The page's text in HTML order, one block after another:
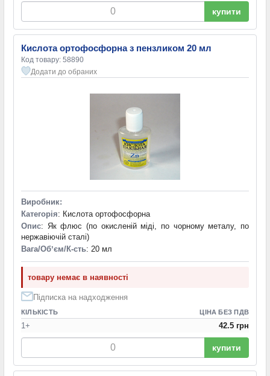
купити
Кислота ортофосфорна з пензликом 20 мл
Код товару: 58890
Додати до обраних
Виробник:
Категорія: Кислота ортофосфорна
Опис: Як флюс (по окисленій міді, по чорному металу, по
нержавіючій сталі)
Вага/Обʼєм/К-сть: 20 мл
товару немає в наявності
Підписка на надходження
КІЛЬКІСТЬ ЦІНА БЕЗ ПДВ
1+ 42.5 грн
купити